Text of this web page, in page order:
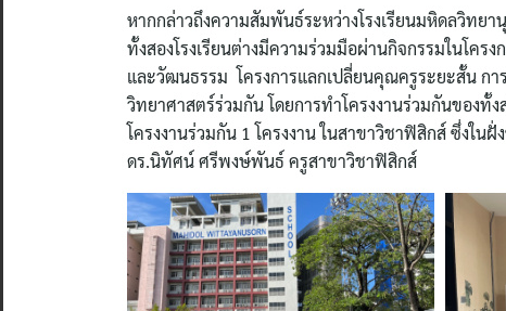
หากกล่าวถึงความสัมพันธ์ระหว่างโรงเรียนมหิดลวิทยา
ทั้งสองโรงเรียนต่างมีความร่วมมือผ่านกิจกรรมในโคร
และวัฒนธรรม โครงการแลกเปลี่ยนคุณครูระยะสั้น กา
วิทยาศาสตร์ร่วมกัน โดยการทำโครงงานร่วมกันของทั้
โครงงานร่วมกัน 1 โครงงาน ในสาขาวิชาฟิสิกส์ ซึ่งใน
ดร.นิทัศน์ ศรีพงษ์พันธ์ ครูสาขาวิชาฟิสิกส์